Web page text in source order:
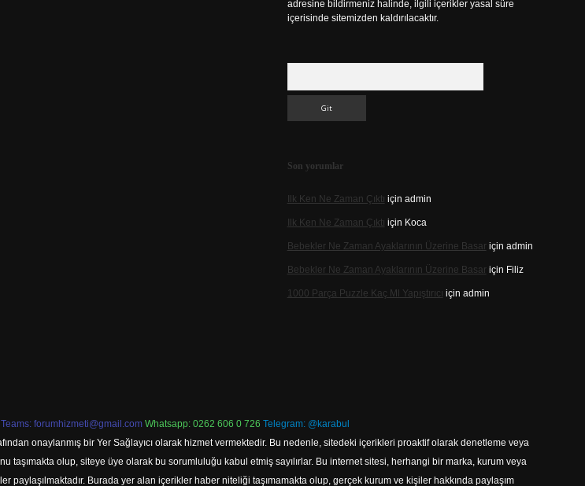
adresine bildirmeniz halinde, ilgili içerikler yasal süre
içerisinde sitemizden kaldırılacaktır.
Son yorumlar
Ilk Ken Ne Zaman Çıktı için admin
Ilk Ken Ne Zaman Çıktı için Koca
Bebekler Ne Zaman Ayaklarının Üzerine Basariçin admin
Bebekler Ne Zaman Ayaklarının Üzerine Basariçin Filiz
1000 Parça Puzzle Kaç Ml Yapıştırıcı için admin
Teams: forumhizmeti@gmail.com Whatsapp: 0262 606 0 726 Telegram: @karabul
onaylanmış bir Yer Sağlayıcı olarak hizmet vermektedir. Bu nedenle, sitedeki içerikleri proaktif olarak denetleme veya
taşımakta olup, siteye üye olarak bu sorumluluğu kabul etmiş sayılırlar. Bu internet sitesi, herhangi bir marka, kurum veya
paylaşılmaktadır. Burada yer alan içerikler haber niteliği taşımamakta olup, gerçek kurum ve kişiler hakkında paylaşım